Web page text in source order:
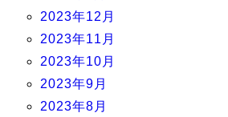
2023年12月
2023年11月
2023年10月
2023年9月
2023年8月